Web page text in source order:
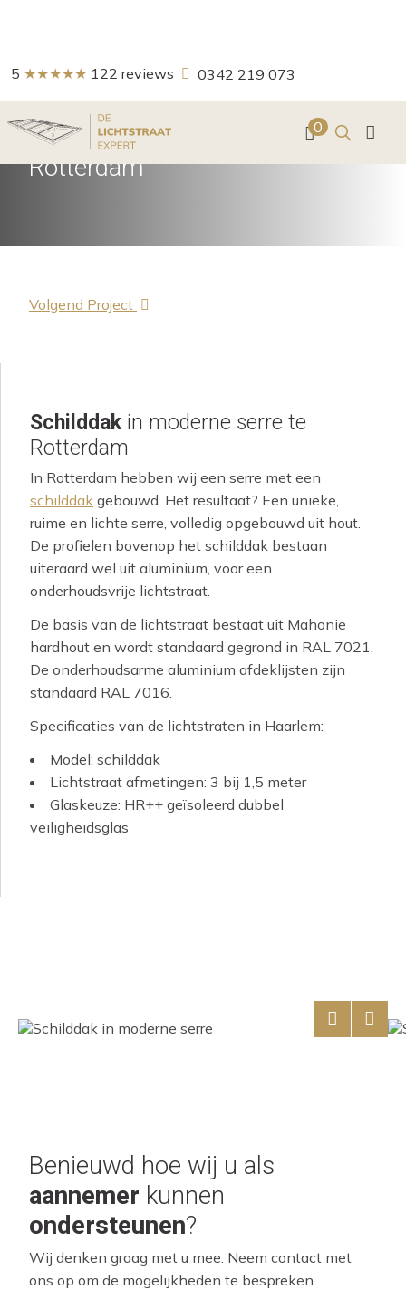
5 ★★★★★ 122 reviews 0342 219 073
0 Zoeken
Schilddak in moderne serre te
Rotterdam
Volgend Project
Schilddak in moderne serre te
Rotterdam
In Rotterdam hebben wij een serre met een
schilddak gebouwd. Het resultaat? Een unieke,
ruime en lichte serre, volledig opgebouwd uit hout.
De profielen bovenop het schilddak bestaan
uiteraard wel uit aluminium, voor een
onderhoudsvrije lichtstraat.
De basis van de lichtstraat bestaat uit Mahonie
hardhout en wordt standaard gegrond in RAL 7021.
De onderhoudsarme aluminium afdeklijsten zijn
standaard RAL 7016.
Specificaties van de lichtstraten in Haarlem:
Model: schilddak
Lichtstraat afmetingen: 3 bij 1,5 meter
Glaskeuze: HR++ geïsoleerd dubbel
veiligheidsglas
Benieuwd hoe wij u als
aannemer kunnen
ondersteunen?
Wij denken graag met u mee. Neem contact met
ons op om de mogelijkheden te bespreken.